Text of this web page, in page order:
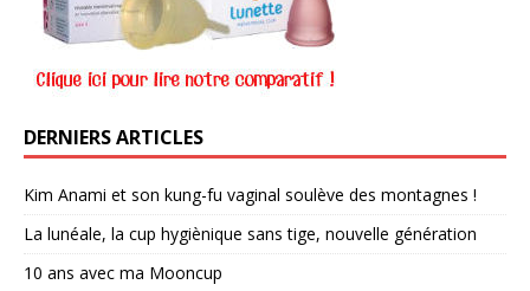
DERNIERS ARTICLES
Kim Anami et son kung-fu vaginal soulève des montagnes !
La lunéale, la cup hygiènique sans tige, nouvelle génération
10 ans avec ma Mooncup